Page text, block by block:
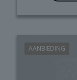
AANBIEDING